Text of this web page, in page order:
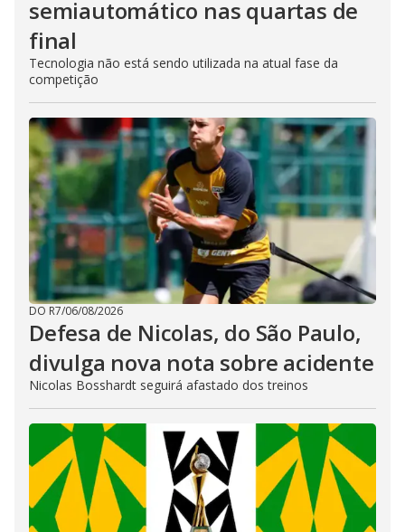
semiautomático nas quartas de
final
Tecnologia não está sendo utilizada na atual fase da
competição
DO R7/06/08/2026
Defesa de Nicolas, do São Paulo,
divulga nova nota sobre acidente
Nicolas Bosshardt seguirá afastado dos treinos